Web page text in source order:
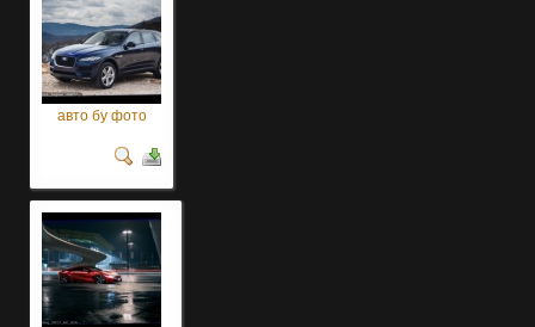
авто бу фото